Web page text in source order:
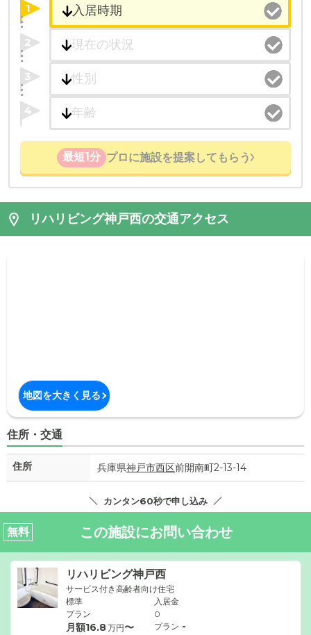
1
2
3
4
最短1分 プロに施設を提案してもらう
リハリビング神戸西の交通アクセス
地図を大きく見る
住所・交通
住所 兵庫県神戸市西区前開南町2-13-14
カンタン60秒で申し込み
無料 この施設にお問い合わせ
リハリビング神戸西
サービス付き高齢者向け住宅
標準
プラン
月額16.8万円〜
入居金
0
プラン -